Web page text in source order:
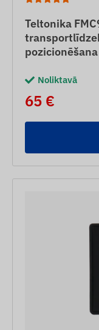
Teltonika
Noliktavā
65 €